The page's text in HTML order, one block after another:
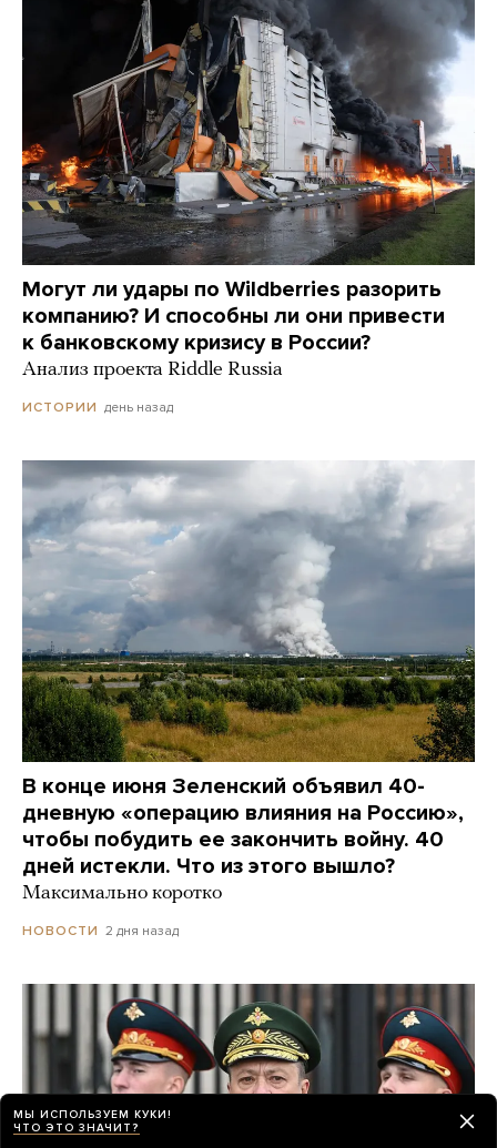
Могут ли удары по Wildberries разорить
компанию? И способны ли они привести
к банковскому кризису в России?
Анализ проекта Riddle Russia
ИСТОРИИ день назад
В конце июня Зеленский объявил 40-
дневную «операцию влияния на Россию»,
чтобы побудить ее закончить войну. 40
дней истекли. Что из этого вышло?
Максимально коротко
НОВОСТИ 2 дня назад
МЫ ИСПОЛЬЗУЕМ КУКИ!
ЧТО ЭТО ЗНАЧИТ?